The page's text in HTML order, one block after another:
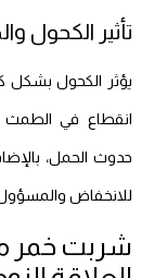
تأثير الكحول
يؤثر الكحول بشكل
انقطاع في
حدوث الحمل،
للانخفاض والمسؤول
شربت خمر